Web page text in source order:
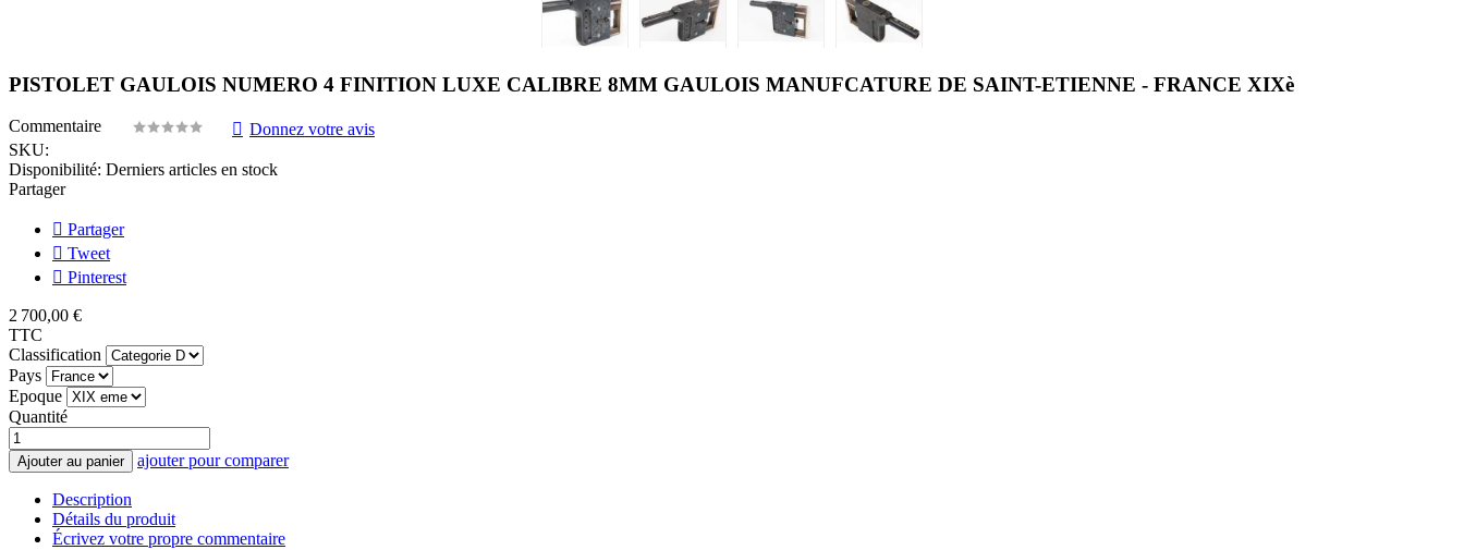
PISTOLET GAULOIS NUMERO 4 FINITION LUXE CALIBRE 8MM GAULOIS MANUFCATURE DE SAINT-ETIENNE - FRANCE XIXè
Commentaire
Donnez votre avis
SKU:
Disponibilité: Derniers articles en stock
Partager
Partager
Tweet
Pinterest
2 700,00 €
TTC
Classification
Pays
Epoque
Quantité
Ajouter au panier ajouter pour comparer
Description
Détails du produit
Écrivez votre propre commentaire